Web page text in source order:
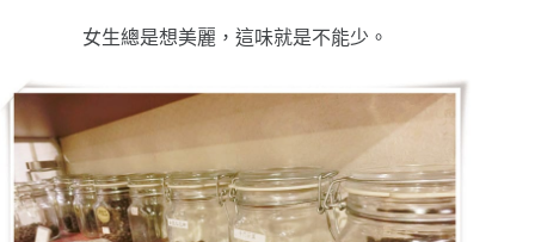
女生總是想美麗，這味就是不能少。